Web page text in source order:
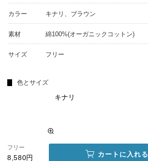
カラー キナリ、ブラウン
素材 綿100%(オーガニックコットン)
サイズ フリー
色とサイズ
キナリ
フリー
8,580円 カートに入れる